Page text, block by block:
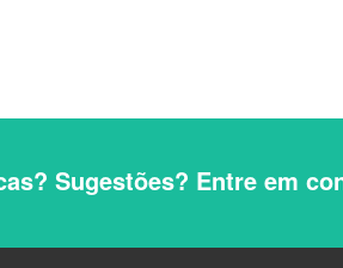
Sugestões? Entre em